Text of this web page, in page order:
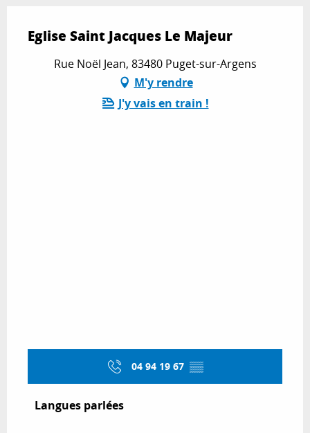
Eglise Saint Jacques Le Majeur
Rue Noël Jean, 83480 Puget-sur-Argens
M'y rendre
J'y vais en train !
04 94 19 67 ▒▒
Langues parlées
Langues parlées